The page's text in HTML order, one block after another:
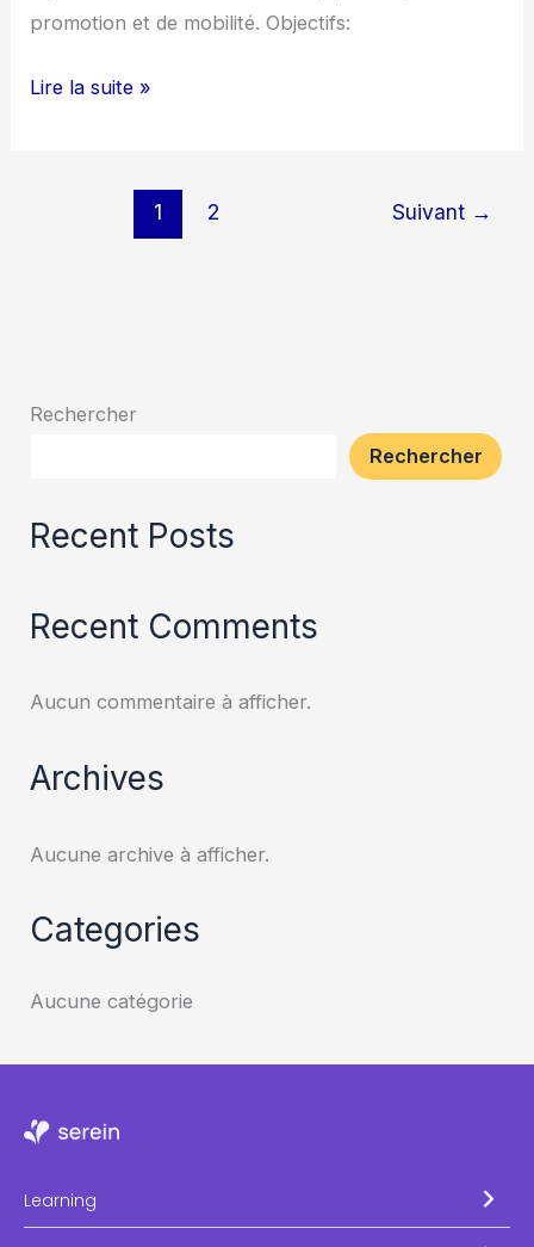
promotion et de mobilité. Objectifs:
Lire la suite »
1 2 Suivant →
Rechercher
Rechercher
Recent Posts
Recent Comments
Aucun commentaire à afficher.
Archives
Aucune archive à afficher.
Categories
Aucune catégorie
Learning